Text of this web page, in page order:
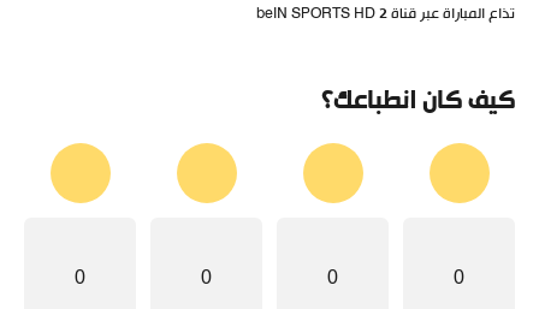
تذاع المباراة عبر قناة beIN SPORTS HD 2
كيف كان انطباعك؟
0
0
0
0